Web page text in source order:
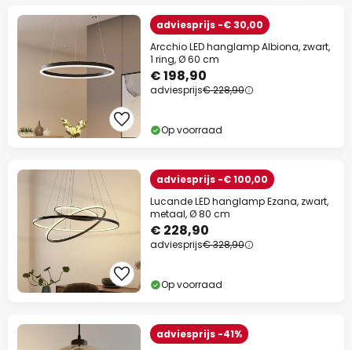
adviesprijs -€ 30,00
Arcchio LED hanglamp Albiona, zwart,
1 ring, Ø 60 cm
€ 198,90
adviesprijs€ 228,90
Op voorraad
adviesprijs -€ 100,00
Lucande LED hanglamp Ezana, zwart,
metaal, Ø 80 cm
€ 228,90
adviesprijs€ 328,90
Op voorraad
adviesprijs -41%